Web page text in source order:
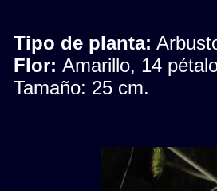
Tipo de planta:
Flor: Amarillo, 14
Tamaño: 25 cm.